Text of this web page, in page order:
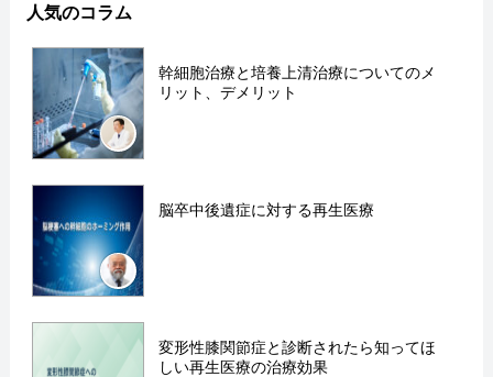
人気のコラム
幹細胞治療と培養上清治療についてのメ
リット、デメリット
脳卒中後遺症に対する再生医療
変形性膝関節症と診断されたら知ってほ
しい再生医療の治療効果